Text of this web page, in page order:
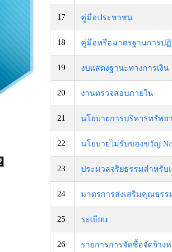
17 คู่มือประชาชน
18 คู่มือหรือมาตรฐานการป
19 งบแสดงฐานะทางการเงิน
20 งานตรวจสอบภายใน
21 นโยบายการบริหารทรัพย
22 นโยบายไม่รับของขวัญ No
23 ประมวลจริยธรรมสำหรับ
24 มาตรการส่งเสริมคุณธร
25 ระเบียบ
26 รายการการจัดซื้อจัดจ้า